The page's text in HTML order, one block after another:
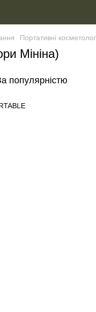
Портативні
Мініна)
популярністю